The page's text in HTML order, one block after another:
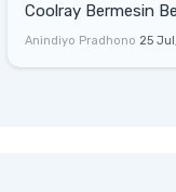
Coolray Bermesin
di Sirkuit Mandalika
Anindiyo Pradhono 25